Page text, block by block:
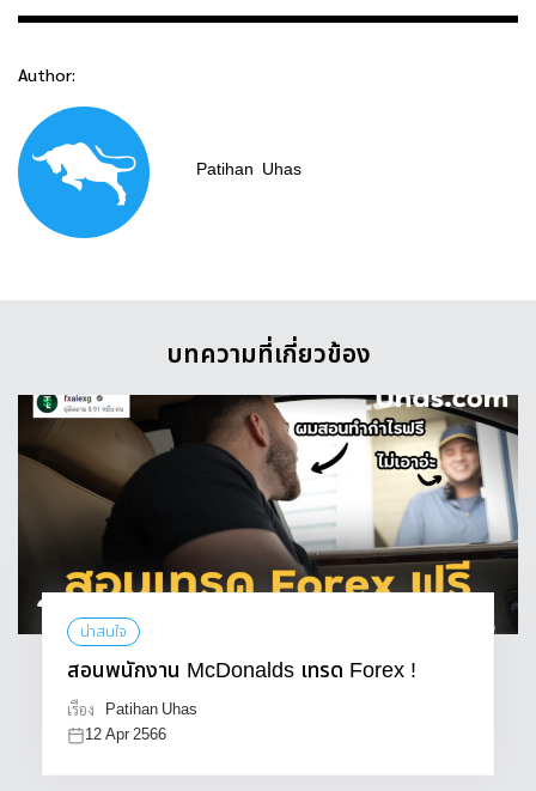
Author:
Patihan Uhas
บทความที่เกี่ยวข้อง
น่าสนใจ
สอนพนักงาน McDonalds เทรด Forex !
เรื่อง
Patihan Uhas
12 Apr 2566